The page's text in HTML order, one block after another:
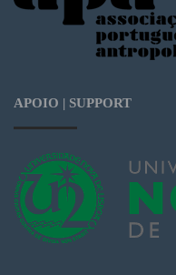
APOIO | SUPPORT